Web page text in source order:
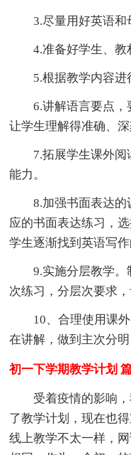
3.尽量用好英语和
4.准备好学生、教
5.根据教学内容
6.讲解语言要点，
让学生理解得准确、深
7.拓展学生课外
能力。
8.加强书面表达
应的书面表达练习，
学生逐渐找到英语写作
9.实施分层教学
次练习，分层次要求
10、合理使用课
在讲解，做到主次分明
初一下学期教学计划
受着疫情的影响
了教学计划，现在也
线上教学不太一样，